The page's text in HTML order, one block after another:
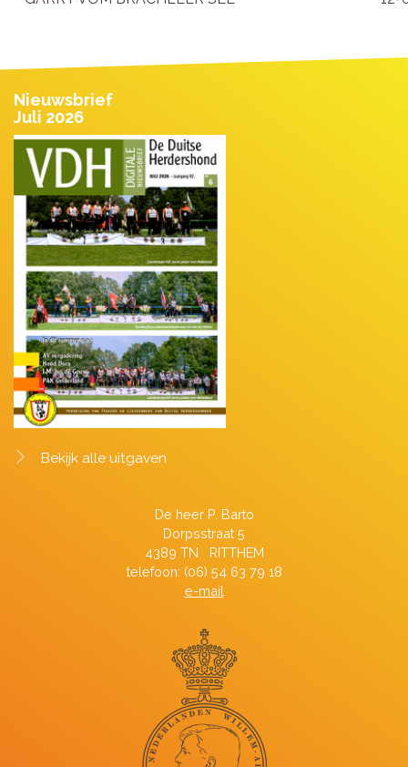
Nieuwsbrief
Juli 2026
Bekijk alle uitgaven
De heer P. Barto
Dorpsstraat 5
4389 TN RITTHEM
telefoon: (06) 54 63 79 18
e-mail